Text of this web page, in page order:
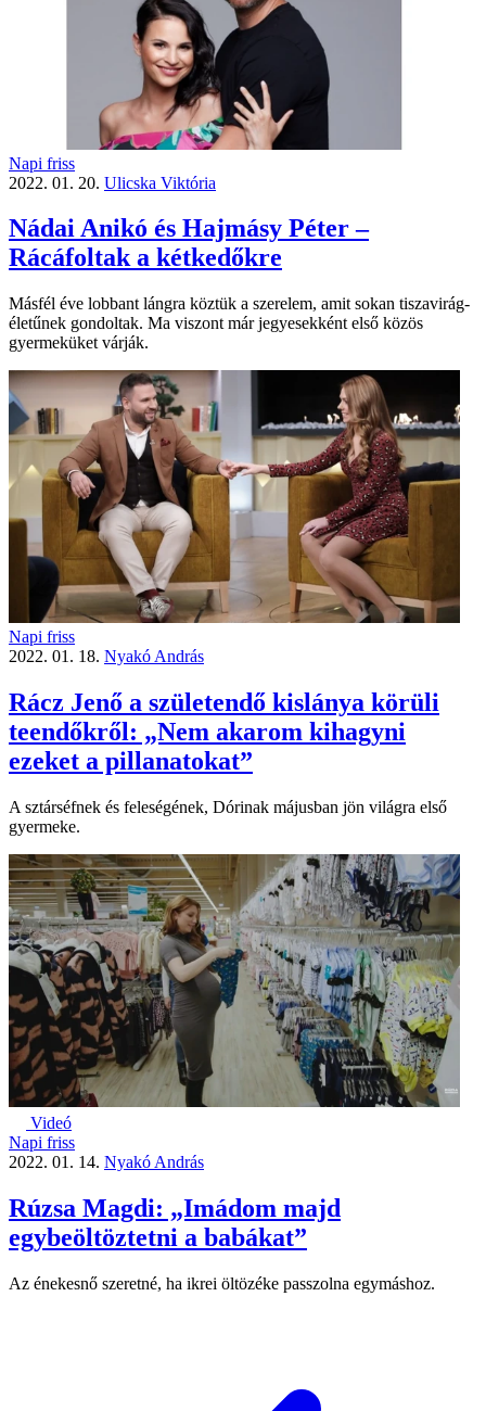
Napi friss
2022. 01. 20. Ulicska Viktória
Nádai Anikó és Hajmásy Péter –
Rácáfoltak a kétkedőkre
Másfél éve lobbant lángra köztük a szerelem, amit sokan tiszavirág-
életűnek gondoltak. Ma viszont már jegyesekként első közös
gyermeküket várják.
Napi friss
2022. 01. 18. Nyakó András
Rácz Jenő a születendő kislánya körüli
teendőkről: „Nem akarom kihagyni
ezeket a pillanatokat”
A sztárséfnek és feleségének, Dórinak májusban jön világra első
gyermeke.
Videó
Napi friss
2022. 01. 14. Nyakó András
Rúzsa Magdi: „Imádom majd
egybeöltöztetni a babákat”
Az énekesnő szeretné, ha ikrei öltözéke passzolna egymáshoz.